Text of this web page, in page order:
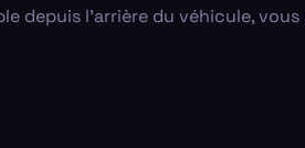
depuis l'arrière du véhicule,